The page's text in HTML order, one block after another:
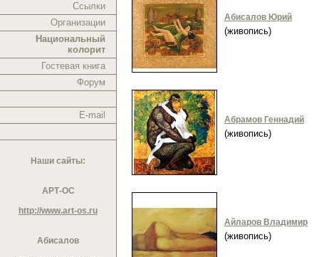
Ссылки
Организации
Национальный
колорит
Гостевая книга
Форум
E-mail
Наши сайты:
АРТ-ОС
http://www.art-os.ru
Абисалов
Абисалов Юрий
(живопись)
Абрамов Геннадий
(живопись)
Айларов Владимир
(живопись)